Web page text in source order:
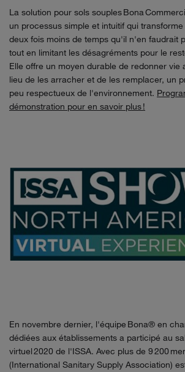
La solution pour sols souples Bona
un processus simple et intuitif qui
deux fois moins de temps qu'il n'en faudrait
tout en limitant les désagréments pour le
Elle offre un moyen durable de redonner vie
lieu de les arracher et de les remplacer, un
peu respectueux de l'environnement.
démonstration pour en savoir plus !
En novembre dernier, l'équipe Bona® en
dédiées aux établissements a participé au
virtuel 2020 de l'ISSA. Avec plus de 9 200
(International Sanitary Supply Association)